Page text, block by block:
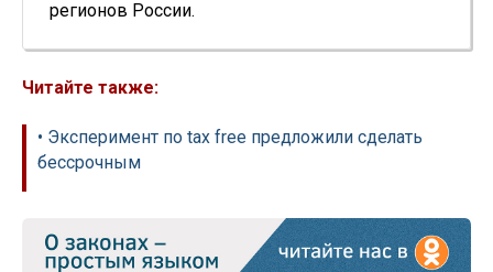
регионов России.
Читайте также:
• Эксперимент по tax free предложили сделать
бессрочным